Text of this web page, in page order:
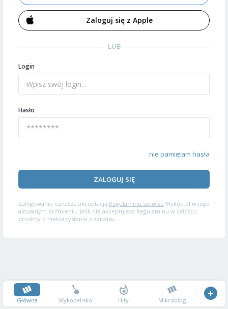
Zaloguj się z Apple
LUB
Login
Hasło
nie pamiętam hasła
ZALOGUJ SIĘ
Zalogowanie oznacza akceptację Regulaminu serwisu Wykop.pl w jego
aktualnym brzmieniu. Jeśli nie akceptujesz Regulaminu w całości,
prosimy o niekorzystanie z serwisu.
Główna Wykopalisko Hity Mikroblog